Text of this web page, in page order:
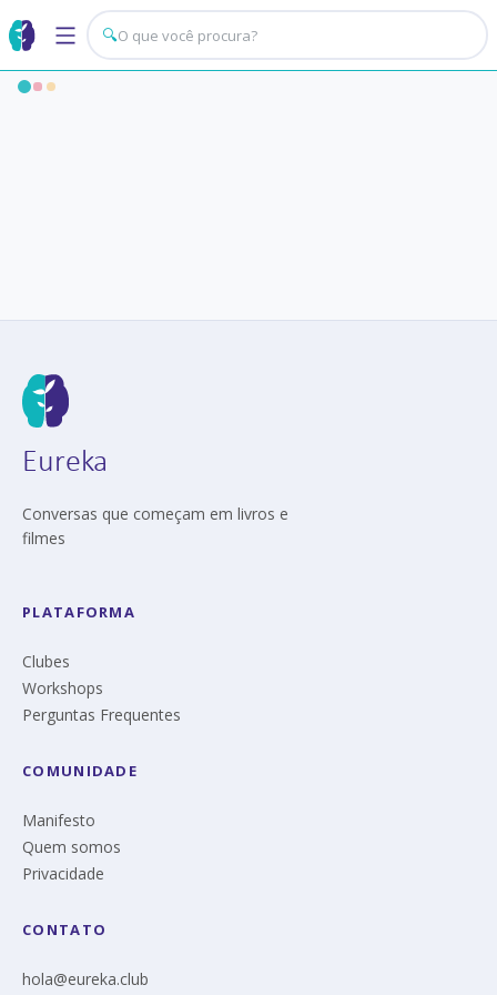
🔍
Eureka
Conversas que começam em livros e
filmes
PLATAFORMA
Clubes
Workshops
Perguntas Frequentes
COMUNIDADE
Manifesto
Quem somos
Privacidade
CONTATO
hola@eureka.club